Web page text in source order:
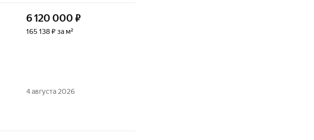
6 120 000 ₽
165 138 ₽ за м²
4 августа 2026